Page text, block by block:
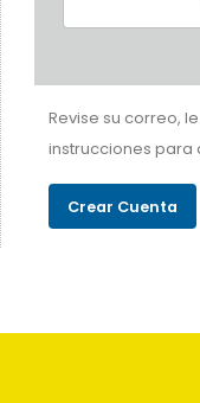
Revise su correo,
instrucciones para